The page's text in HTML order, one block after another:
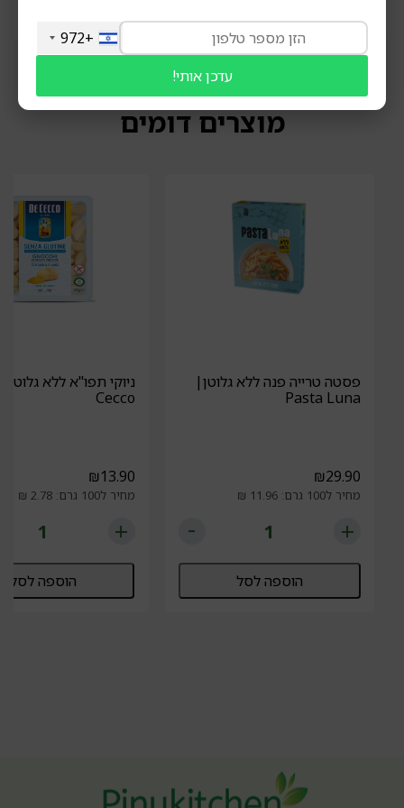
מוצרים דומים
פסטה טרייה פנה ללא גלוטן|
Pasta Luna
₪29.90
מחיר ל100 גרם: 11.96 ₪
הוספה לסל
Cecco
₪13.90
מחיר ל100 גרם: 2.78 ₪
הוספה לסל
+972
עדכן אותי!